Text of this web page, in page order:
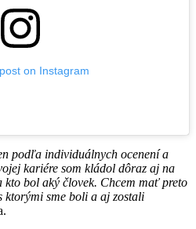
on Instagram
podľa individuálnych ocenení a
kariére som kládol dôraz aj na
kto bol aký človek. Chcem mať preto
ktorými sme boli a aj zostali